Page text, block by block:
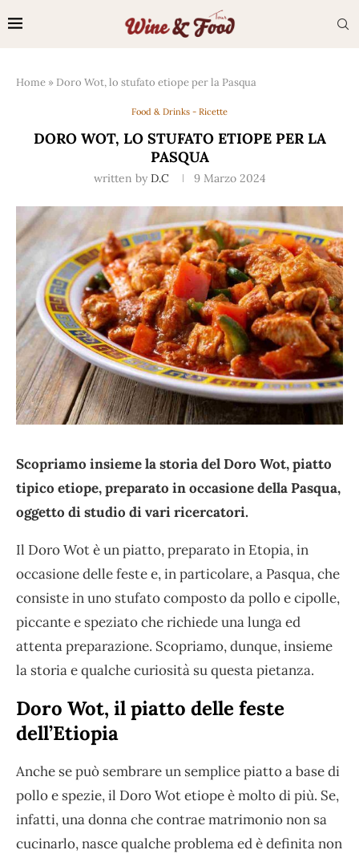
Home » Doro Wot, lo stufato etiope per la Pasqua
Food & Drinks - Ricette
DORO WOT, LO STUFATO ETIOPE PER LA
PASQUA
written by D.C 9 Marzo 2024
Scopriamo insieme la storia del Doro Wot, piatto
tipico etiope, preparato in occasione della Pasqua,
oggetto di studio di vari ricercatori.
Il Doro Wot è un piatto, preparato in Etopia, in
occasione delle feste e, in particolare, a Pasqua, che
consiste in uno stufato composto da pollo e cipolle,
piccante e speziato che richiede una lunga ed
attenta preparazione. Scopriamo, dunque, insieme
la storia e qualche curiosità su questa pietanza.
Doro Wot, il piatto delle feste
dell’Etiopia
Anche se può sembrare un semplice piatto a base di
pollo e spezie, il Doro Wot etiope è molto di più. Se,
infatti, una donna che contrae matrimonio non sa
cucinarlo, nasce qualche problema ed è definita non